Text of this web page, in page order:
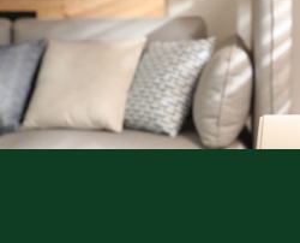
Pflanzen
Bonsai